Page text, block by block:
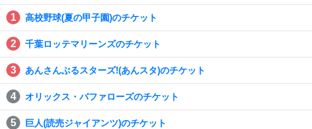
高校野球(夏の甲子園)のチケット
千葉ロッテマリーンズのチケット
あんさんぶるスターズ!(あんスタ)のチケット
オリックス・バファローズのチケット
巨人(読売ジャイアンツ)のチケット